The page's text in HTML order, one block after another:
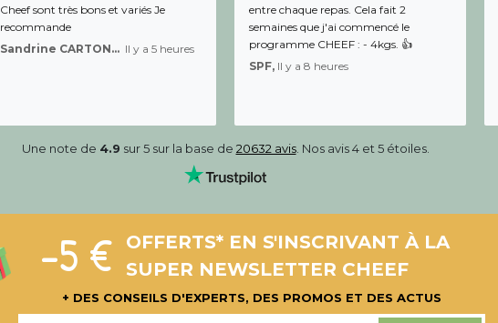
Cheef sont très bons et variés Je
recommande
Sandrine CARTON-BRACQ, Il y a 5 heures
entre chaque repas. Cela fait 2
semaines que j'ai commencé le
programme CHEEF : - 4kgs. 👍
SPF, Il y a 8 heures
Une note de 4.9 sur 5 sur la base de 20632 avis. Nos avis 4 et 5 étoiles.
-5 €
OFFERTS* EN S'INSCRIVANT À LA
SUPER NEWSLETTER CHEEF
+ DES CONSEILS D'EXPERTS, DES PROMOS ET DES ACTUS